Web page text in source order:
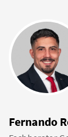
Fernando